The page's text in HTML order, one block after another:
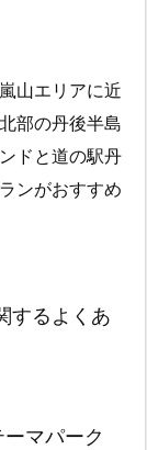
山エリアに近
部の丹後半島
ドと道の駅丹
ンがおすすめ
するよくあ
マパーク